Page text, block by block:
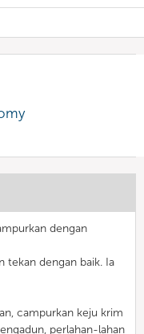
dengan
tekan dengan baik. Ia
campurkan keju krim
perlahan-lahan